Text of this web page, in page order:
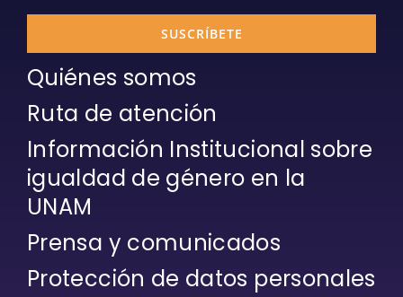
SUSCRÍBETE
Quiénes somos
Ruta de atención
Información Institucional sobre
igualdad de género en la
UNAM
Prensa y comunicados
Protección de datos personales